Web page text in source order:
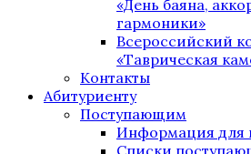
«День баяна,
гармоники»
Всероссийский
«Таврическая
Контакты
Абитуриенту
Поступающим
Информация для
Списки